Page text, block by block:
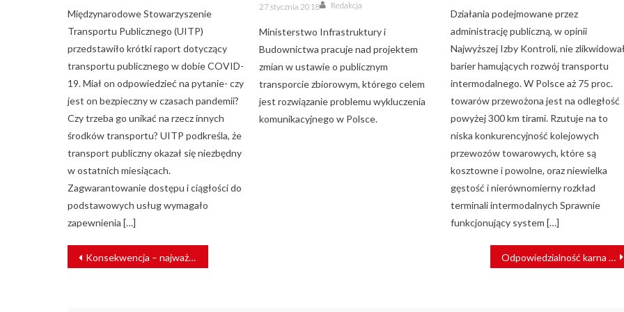
Międzynarodowe Stowarzyszenie
Transportu Publicznego (UITP)
przedstawiło krótki raport dotyczący
transportu publicznego w dobie COVID-
19. Miał on odpowiedzieć na pytanie- czy
jest on bezpieczny w czasach pandemii?
Czy trzeba go unikać na rzecz innych
środków transportu? UITP podkreśla, że
transport publiczny okazał się niezbędny
w ostatnich miesiącach.
Zagwarantowanie dostępu i ciągłości do
podstawowych usług wymagało
zapewnienia […]
Posted
on
27 stycznia 2018 Redakcja
Ministerstwo Infrastruktury i
Budownictwa pracuje nad projektem
zmian w ustawie o publicznym
transporcie zbiorowym, którego celem
jest rozwiązanie problemu wykluczenia
komunikacyjnego w Polsce.
Działania podejmowane przez
administrację publiczną, w opinii
Najwyższej Izby Kontroli, nie
barier hamujących rozwój transportu
intermodalnego. W Polsce aż 75 proc.
towarów przewożona jest na odległość
powyżej 300 km tirami. Rzutuje na to
niska konkurencyjność kolejowych
przewozów towarowych, które są
kosztowne i powolne, oraz niewielka
gęstość i nierównomierny rozkład
terminali intermodalnych Sprawnie
funkcjonujący system […]
NAWIGACJA
WPISU
Konsekwencja – najważniejsza cecha w walce z globalnym ociepleniem Odpowiedzialność karna podmiotów zbiorowych